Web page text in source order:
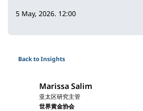
5 May, 2026. 12:00
Back to Insights
Marissa Salim
亚太区研究主管
世界黄金协会